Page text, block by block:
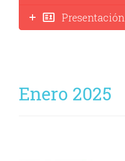
Presentación
Enero 2025